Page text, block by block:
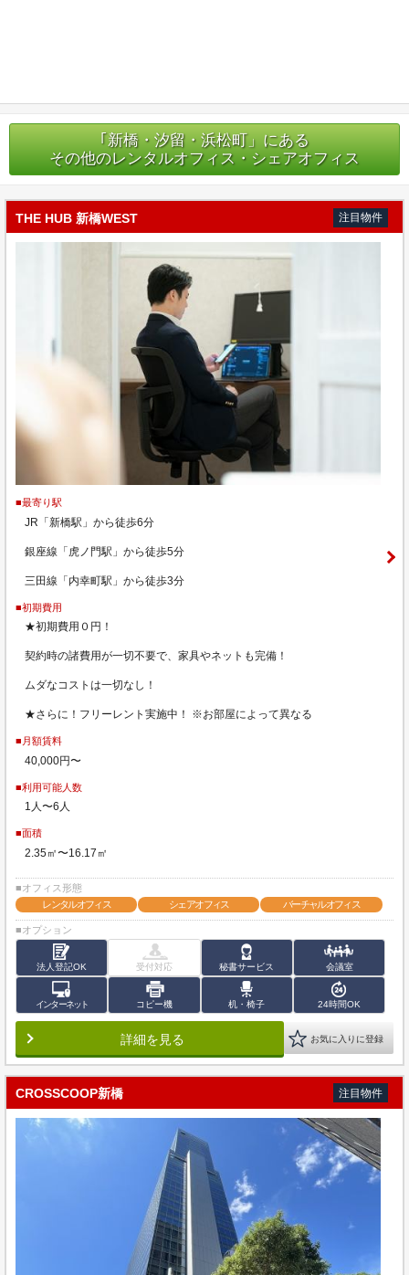
｢新橋・汐留・浜松町」にある
その他のレンタルオフィス・シェアオフィス
THE HUB 新橋WEST 注目物件
■最寄り駅
JR「新橋駅」から徒歩6分
銀座線「虎ノ門駅」から徒歩5分
三田線「内幸町駅」から徒歩3分
■初期費用
★初期費用０円！
契約時の諸費用が一切不要で、家具やネットも完備！
ムダなコストは一切なし！
★さらに！フリーレント実施中！ ※お部屋によって異なる
■月額賃料
40,000円〜
■利用可能人数
1人〜6人
■面積
2.35㎡〜16.17㎡
■オフィス形態
レンタルオフィス
シェアオフィス バーチャルオフィス
■オプション
法人登記OK 受付対応 秘書サービス 会議室
インターネット コピー機 机・椅子 24時間OK
詳細を見る お気に入りに登録
CROSSCOOP新橋 注目物件